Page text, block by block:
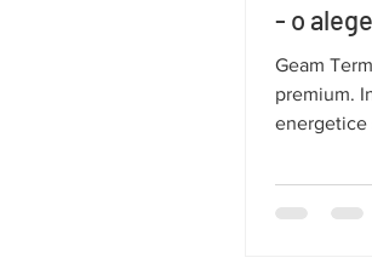
- o
Geam
premium.
energetice
geamului